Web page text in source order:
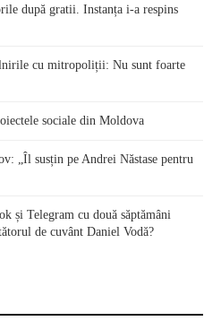
după gratii. Instanța i-a respins
cu mitropoliții: Nu sunt foarte
sociale din Moldova
„Îl susțin pe Andrei Năstase pentru
și Telegram cu două săptămâni
de cuvânt Daniel Vodă?